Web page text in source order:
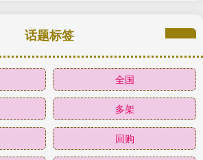
话题标签
全国
多架
回购